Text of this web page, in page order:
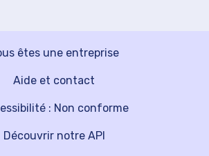
êtes une entreprise
Découvrir notre API
Aide et contact
: Non conforme